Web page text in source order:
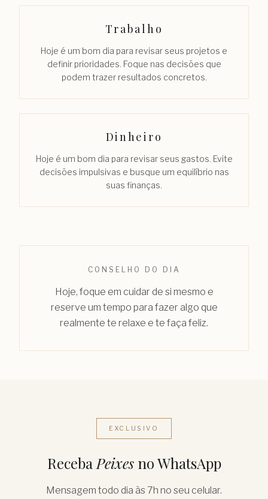
Trabalho
Hoje é um bom dia para revisar seus projetos e
definir prioridades. Foque nas decisões que
podem trazer resultados concretos.
Dinheiro
Hoje é um bom dia para revisar seus gastos. Evite
decisões impulsivas e busque um equilíbrio nas
suas finanças.
CONSELHO DO DIA
Hoje, foque em cuidar de si mesmo e
reserve um tempo para fazer algo que
realmente te relaxe e te faça feliz.
EXCLUSIVO
Receba Peixesno WhatsApp
Mensagem todo dia às 7h no seu celular.